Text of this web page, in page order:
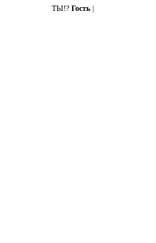
ТЫ!? Гость |